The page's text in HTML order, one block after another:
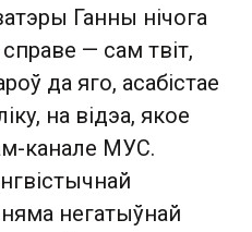
Ганны нічога
— сам твіт,
да яго, асабістае
на відэа, якое
канале МУС.
негатыўнай